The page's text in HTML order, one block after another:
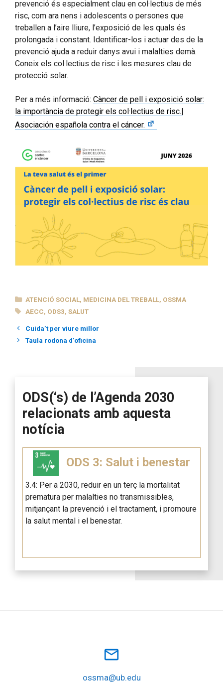
prevenció és especialment clau en col·lectius de més
risc, com ara nens i adolescents o persones que
treballen a l’aire lliure, l’exposició de les quals és
prolongada i constant. Identificar-los i actuar des de la
prevenció ajuda a reduir danys avui i malalties demà.
Coneix els col·lectius de risc i les mesures clau de
protecció solar.
Per a més informació: Càncer de pell i exposició solar:
la importància de protegir els col·lectius de risc.|
Asociación española contra el cáncer.
CATEGORIES
ATENCIÓ SOCIAL, MEDICINA DEL TREBALL, OSSMA
ETIQUETES
AECC, ODS3,SALUT
Cuida’t per viure millor
Taula rodona d’oficina
ODS(‘s) de l’Agenda 2030
relacionats amb aquesta
notícia
ODS 3: Salut i benestar
3.4: Per a 2030, reduir en un terç la mortalitat
prematura per malalties no transmissibles,
mitjançant la prevenció i el tractament, i promoure
la salut mental i el benestar.
mail_outline
ossma@ub.edu